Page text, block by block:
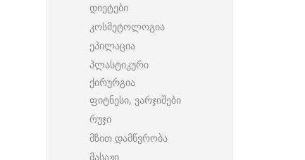
დიეტები
კოსმეტოლოგია
ეპილაცია
პლასტიკური
ქირურგია
ფიტნესი, ვარჯიშები
რუჯი
მზით დამწვრობა
მასაჟი